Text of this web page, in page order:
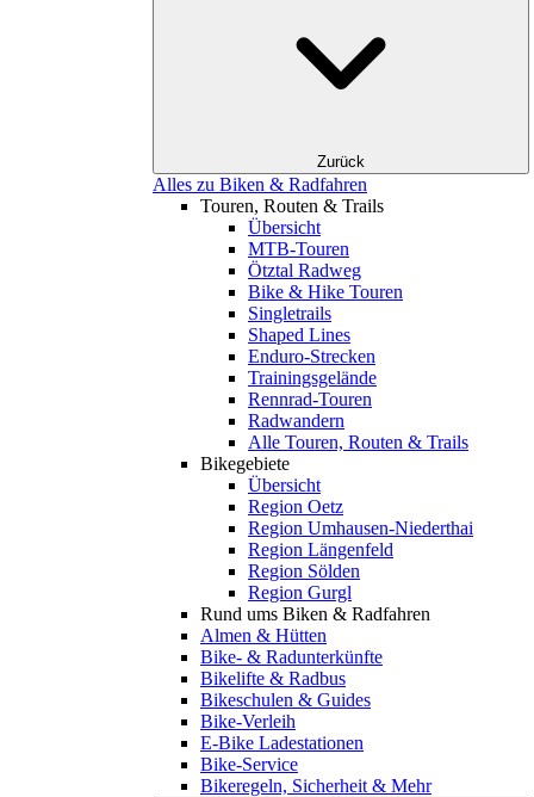
Zurück
Alles zu Biken & Radfahren
Touren, Routen & Trails
Übersicht
MTB-Touren
Ötztal Radweg
Bike & Hike Touren
Singletrails
Shaped Lines
Enduro-Strecken
Trainingsgelände
Rennrad-Touren
Radwandern
Alle Touren, Routen & Trails
Bikegebiete
Übersicht
Region Oetz
Region Umhausen-Niederthai
Region Längenfeld
Region Sölden
Region Gurgl
Rund ums Biken & Radfahren
Almen & Hütten
Bike- & Radunterkünfte
Bikelifte & Radbus
Bikeschulen & Guides
Bike-Verleih
E-Bike Ladestationen
Bike-Service
Bikeregeln, Sicherheit & Mehr